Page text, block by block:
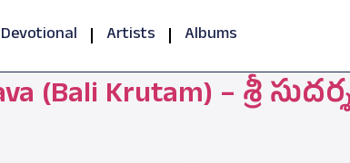
Devotional Artists Albums
(Bali Krutam) – శ్రీ